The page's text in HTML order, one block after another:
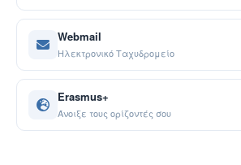
Webmail
Ηλεκτρονικό Ταχυδρομείο
Erasmus+
Άνοιξε τους ορίζοντές σου